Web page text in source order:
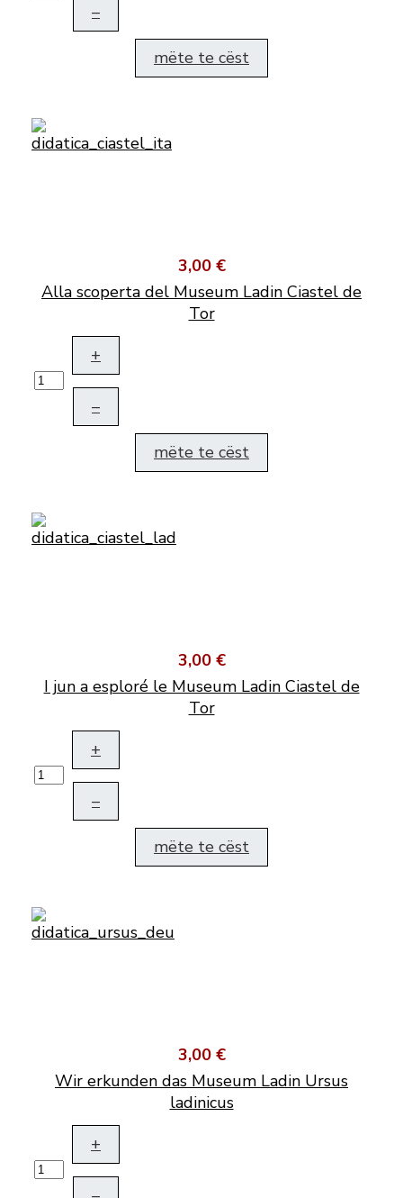
–
mëte te cëst
3,00 €
Alla scoperta del Museum Ladin Ciastel de
Tor
+
–
mëte te cëst
3,00 €
I jun a esploré le Museum Ladin Ciastel de
Tor
+
–
mëte te cëst
3,00 €
Wir erkunden das Museum Ladin Ursus
ladinicus
+